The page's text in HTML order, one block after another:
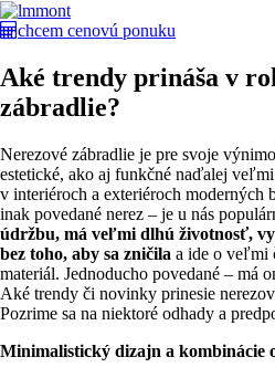
chcem cenovú ponuku
Aké trendy prináša v
zábradlie?
Nerezové zábradlie je pre svoje
estetické, ako aj funkčné naďalej
v interiéroch a exteriéroch moderných
inak povedané nerez – je u nás
údržbu, má veľmi dlhú životnosť,
bez toho, aby sa zničila a ide o veľmi
materiál. Jednoducho povedané – má
Aké trendy či novinky prinesie
Pozrime sa na niektoré odhady a
Minimalistický dizajn a kombinácie